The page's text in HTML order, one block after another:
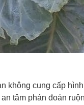
không cung cấp
tâm phán đoán